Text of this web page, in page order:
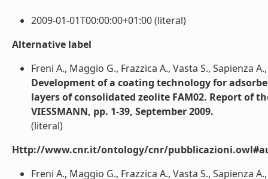
2009-01-01T00:00:00+01:00 (literal)
Alternative label
Freni A., Maggio G., Frazzica A., Vasta S., Sapienza
Development of a coating technology for
layers of consolidated zeolite FAM02. Report of
VIESSMANN, pp. 1-39, September 2009.
(literal)
Http://www.cnr.it/ontology/cnr/
Freni A., Maggio G., Frazzica A., Vasta S., Sapienza